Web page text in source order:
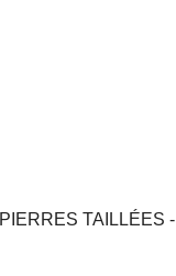
PIERRES TAILLÉES -